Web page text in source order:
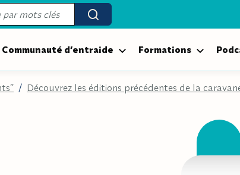
Effectuer la recherche
Communauté d’entraide Formations
/ Découvrez les éditions précédentes de la